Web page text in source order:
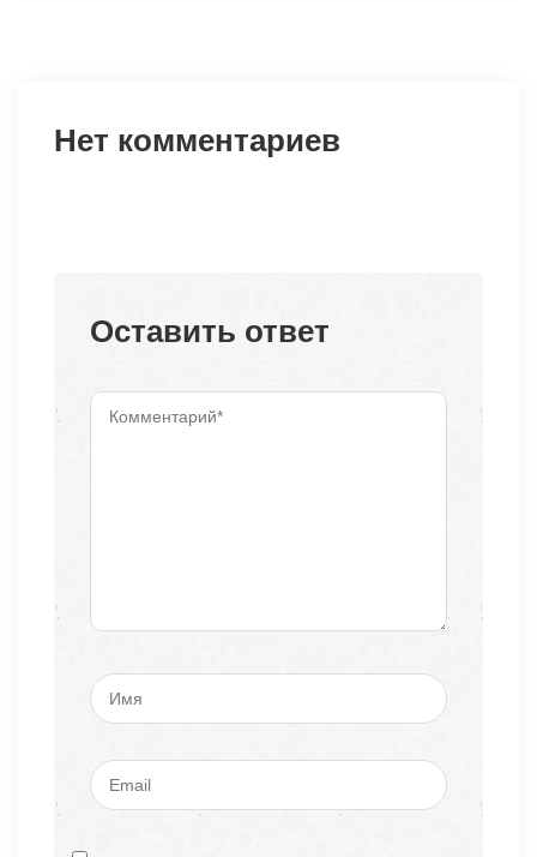
Нет комментариев
Оставить ответ